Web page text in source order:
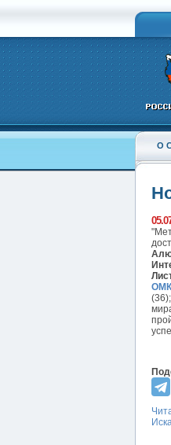
О
(36);